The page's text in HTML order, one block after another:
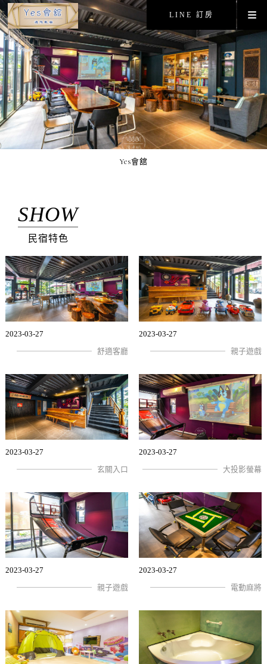
LINE 訂房
Yes會舘
SHOW
民宿特色
2023-03-27
舒適客廳
2023-03-27
親子遊戲
2023-03-27
玄關入口
2023-03-27
大投影螢幕
2023-03-27
親子遊戲
2023-03-27
電動麻將